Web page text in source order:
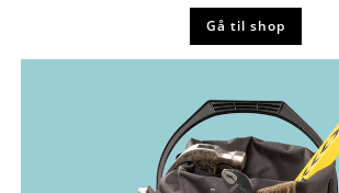
Gå til shop